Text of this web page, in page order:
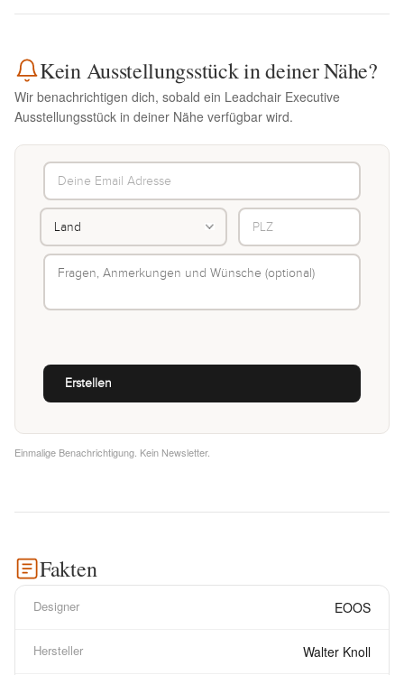
Kein Ausstellungsstück in deiner Nähe?
Wir benachrichtigen dich, sobald ein Leadchair Executive
Ausstellungsstück in deiner Nähe verfügbar wird.
Einmalige Benachrichtigung. Kein Newsletter.
Fakten
Designer EOOS
Hersteller Walter Knoll